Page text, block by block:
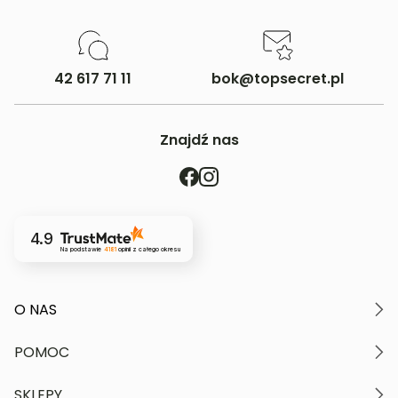
42 617 71 11 bok@topsecret.pl
Znajdź nas
4.9
Na podstawie 4181opinii z całego okresu
O NAS
Nasze wartości
POMOC